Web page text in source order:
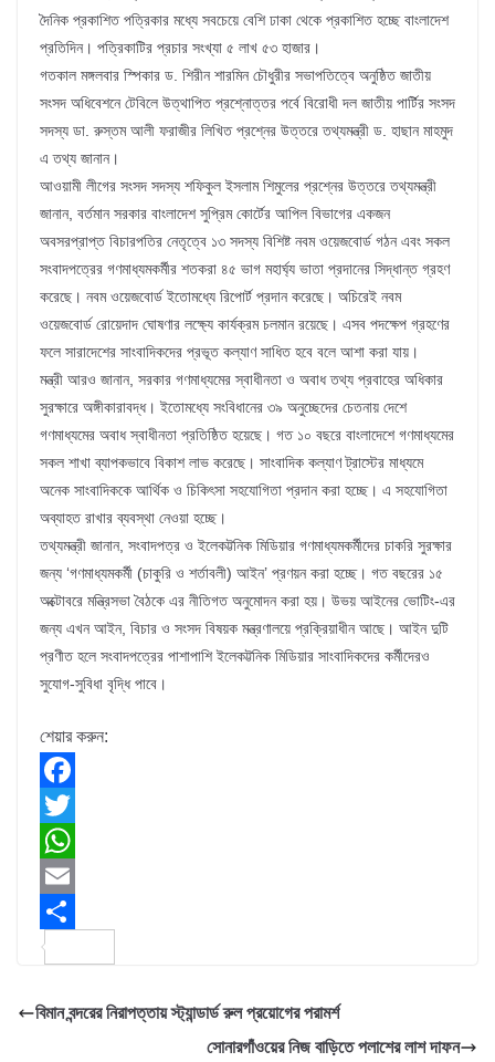
দৈনিক প্রকাশিত পত্রিকার মধ্যে সবচেয়ে বেশি ঢাকা থেকে প্রকাশিত হচ্ছে বাংলাদেশ
প্রতিদিন। পত্রিকাটির প্রচার সংখ্যা ৫ লাখ ৫৩ হাজার।
গতকাল মঙ্গলবার স্পিকার ড. শিরীন শারমিন চৌধুরীর সভাপতিত্বে অনুষ্ঠিত জাতীয়
সংসদ অধিবেশনে টেবিলে উত্থাপিত প্রশ্নোত্তর পর্বে বিরোধী দল জাতীয় পার্টির সংসদ
সদস্য ডা. রুস্তম আলী ফরাজীর লিখিত প্রশ্নের উত্তরে তথ্যমন্ত্রী ড. হাছান মাহমুদ
এ তথ্য জানান।
আওয়ামী লীগের সংসদ সদস্য শফিকুল ইসলাম শিমুলের প্রশ্নের উত্তরে তথ্যমন্ত্রী
জানান, বর্তমান সরকার বাংলাদেশ সুপ্রিম কোর্টের আপিল বিভাগের একজন
অবসরপ্রাপ্ত বিচারপতির নেতৃত্বে ১৩ সদস্য বিশিষ্ট নবম ওয়েজবোর্ড গঠন এবং সকল
সংবাদপত্রের গণমাধ্যমকর্মীর শতকরা ৪৫ ভাগ মহার্ঘ্য ভাতা প্রদানের সিদ্ধান্ত গ্রহণ
করেছে। নবম ওয়েজবোর্ড ইতোমধ্যে রিপোর্ট প্রদান করেছে। অচিরেই নবম
ওয়েজবোর্ড রোয়েদাদ ঘোষণার লক্ষ্যে কার্যক্রম চলমান রয়েছে। এসব পদক্ষেপ গ্রহণের
ফলে সারাদেশের সাংবাদিকদের প্রভূত কল্যাণ সাধিত হবে বলে আশা করা যায়।
মন্ত্রী আরও জানান, সরকার গণমাধ্যমের স্বাধীনতা ও অবাধ তথ্য প্রবাহের অধিকার
সুরক্ষারে অঙ্গীকারাবদ্ধ। ইতোমধ্যে সংবিধানের ৩৯ অনুচ্ছেদের চেতনায় দেশে
গণমাধ্যমের অবাধ স্বাধীনতা প্রতিষ্ঠিত হয়েছে। গত ১০ বছরে বাংলাদেশে গণমাধ্যমের
সকল শাখা ব্যাপকভাবে বিকাশ লাভ করেছে। সাংবাদিক কল্যাণ ট্রাস্টের মাধ্যমে
অনেক সাংবাদিককে আর্থিক ও চিকিৎসা সহযোগিতা প্রদান করা হচ্ছে। এ সহযোগিতা
অব্যাহত রাখার ব্যবস্থা নেওয়া হচ্ছে।
তথ্যমন্ত্রী জানান, সংবাদপত্র ও ইলেকট্টনিক মিডিয়ার গণমাধ্যমকর্মীদের চাকরি সুরক্ষার
জন্য ‘গণমাধ্যমকর্মী (চাকুরি ও শর্তাবলী) আইন’ প্রণয়ন করা হচ্ছে। গত বছরের ১৫
অক্টোবরে মন্ত্রিসভা বৈঠকে এর নীতিগত অনুমোদন করা হয়। উভয় আইনের ভোটিং-এর
জন্য এখন আইন, বিচার ও সংসদ বিষয়ক মন্ত্রণালয়ে প্রক্রিয়াধীন আছে। আইন দুটি
প্রণীত হলে সংবাদপত্রের পাশাপাশি ইলেকট্টনিক মিডিয়ার সাংবাদিকদের কর্মীদেরও
সুযোগ-সুবিধা বৃদ্ধি পাবে।
শেয়ার করুন:
F
a
c
e
b
o
T
w
t
e
W
h
a
s
E
m
i
a
বিমান বন্দরের নিরাপত্তায় স্ট্যান্ডার্ড রুল প্রয়োগের পরামর্শ
সোনারগাঁওয়ের নিজ বাড়িতে পলাশের লাশ দাফন